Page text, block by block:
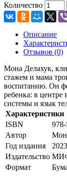
Количество
Описание
Отзывов (0)
Мона Делахук,
стажем и мама
воспитанию. Он
ребенка: в
системы и язык
Характеристики
ISBN
Автор
Год издания
2023
Издательство
Формат